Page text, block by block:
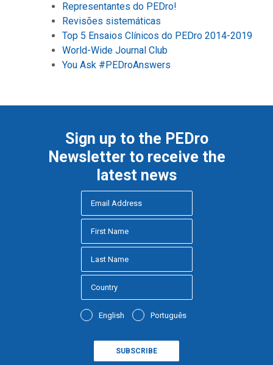
Representantes do PEDro!
Revisões sistemáticas
Top 5 Ensaios Clínicos do PEDro 2014-2019
World-Wide Journal Club
You Ask #PEDroAnswers
Sign up to the PEDro
Newsletter to receive the
latest news
English Português